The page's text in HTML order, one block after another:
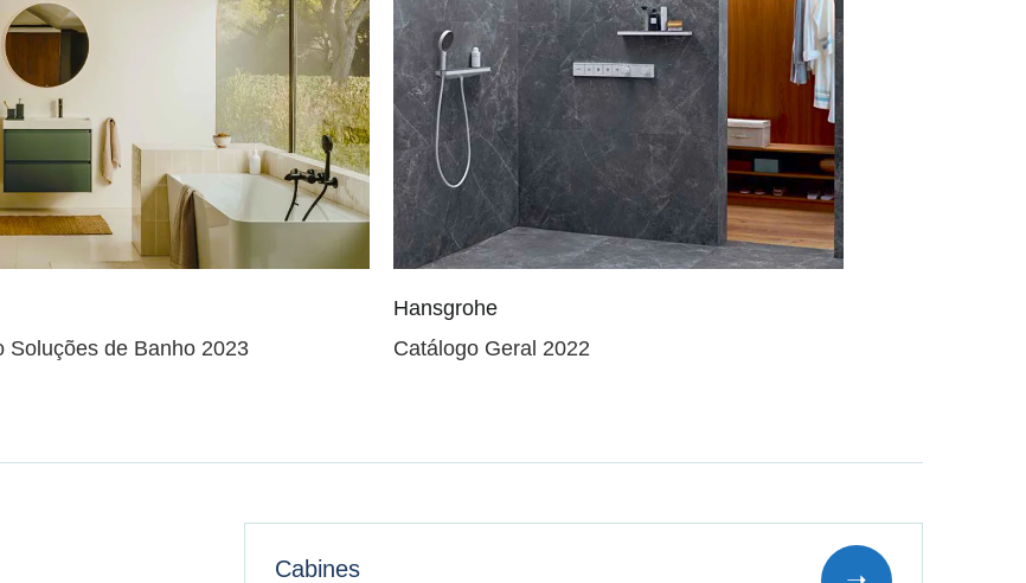
Soluções de Banho 2023
Hansgrohe
Catálogo Geral 2022
Cabines